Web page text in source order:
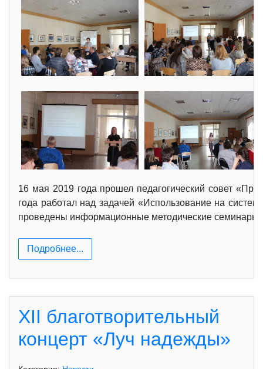
16 мая 2019 года прошел педагогический совет
года работал над задачей «Использование на
проведены информационные методические семинары
Подробнее...
XII благотворительный
концерт «Луч надежды»